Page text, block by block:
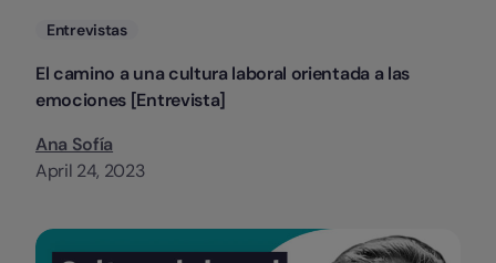
Categorias
Entrevistas
El camino a una cultura laboral orientada a las
emociones [Entrevista]
Ana Sofía
April 24, 2023